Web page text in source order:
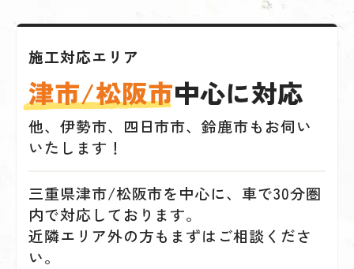
施工対応エリア
津市/松阪市中心に対応
他、伊勢市、四日市市、鈴鹿市もお伺い
いたします！
三重県津市/松阪市を中心に、車で30分圏
内で対応しております。
近隣エリア外の方もまずはご相談くださ
い。